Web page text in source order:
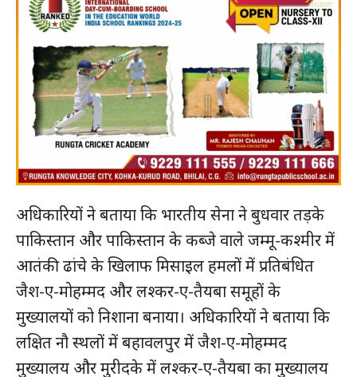
अधिकारियों ने बताया कि भारतीय सेना ने बुधवार तड़के
पाकिस्तान और पाकिस्तान के कब्जे वाले जम्मू-कश्मीर में
आतंकी ढांचे के खिलाफ मिसाइल हमलों में प्रतिबंधित
जैश-ए-मोहम्मद और लश्कर-ए-तैयबा समूहों के
मुख्यालयों को निशाना बनाया। अधिकारियों ने बताया कि
लक्षित नौ स्थलों में बहावलपुर में जैश-ए-मोहम्मद
मुख्यालय और मुरीदके में लश्कर-ए-तैयबा का मुख्यालय